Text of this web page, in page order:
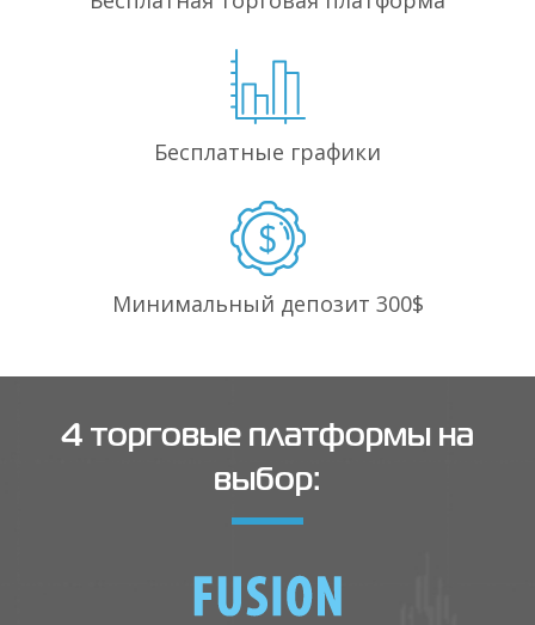
Бесплатные графики
Минимальный депозит 300$
4 торговые платформы на
выбор: